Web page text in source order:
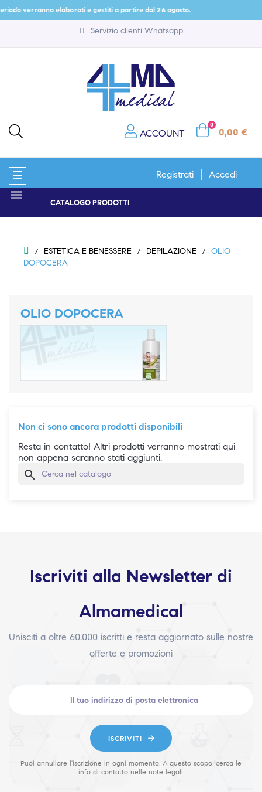
verranno elaborati e gestiti a partire dal 26 agosto.
Servizio clienti Whatsapp
ACCOUNT
0
0,00 €
navigazione
Toggle
☰ Registrati Accedi
CATALOGO PRODOTTI
ESTETICA E BENESSERE DEPILAZIONE
OLIO
DOPOCERA
OLIO DOPOCERA
Non ci sono ancora prodotti disponibili
Resta in contatto! Altri prodotti verranno mostrati qui
non appena saranno stati aggiunti.
search
Iscriviti alla Newsletter di
Almamedical
Unisciti a oltre 60.000 iscritti e resta aggiornato sulle nostre
offerte e promozioni
ISCRIVITI
Puoi annullare l'iscrizione in ogni momento. A questo scopo, cerca le
info di contatto nelle note legali.